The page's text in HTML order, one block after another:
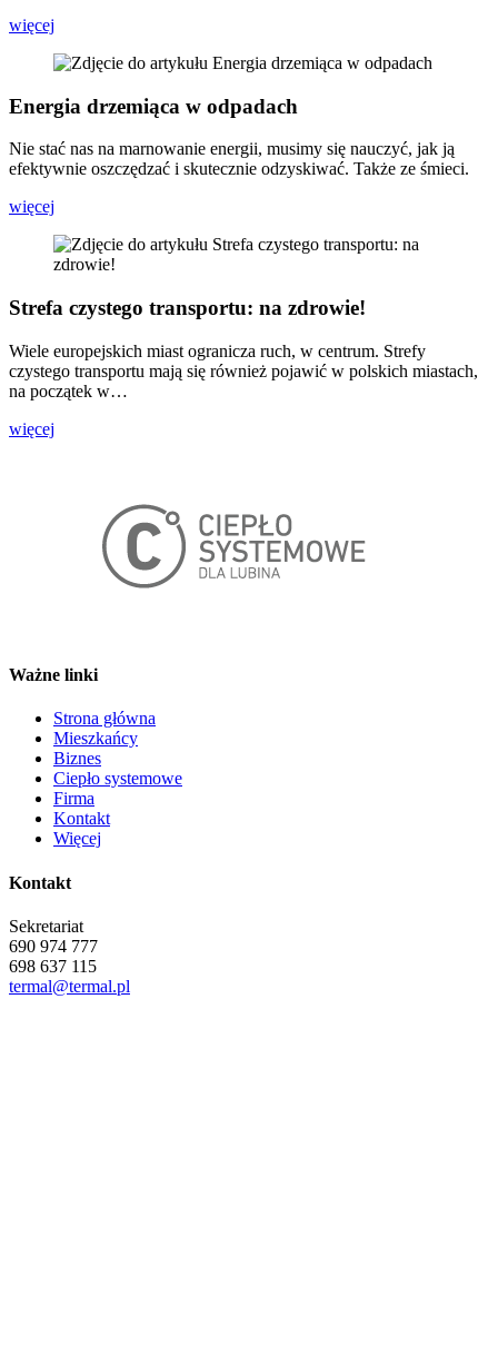
więcej
Energia drzemiąca w odpadach
Nie stać nas na marnowanie energii, musimy się nauczyć, jak ją
efektywnie oszczędzać i skutecznie odzyskiwać. Także ze śmieci.
więcej
Strefa czystego transportu: na zdrowie!
Wiele europejskich miast ogranicza ruch, w centrum. Strefy
czystego transportu mają się również pojawić w polskich miastach,
na początek w…
więcej
Ważne linki
Strona główna
Mieszkańcy
Biznes
Ciepło systemowe
Firma
Kontakt
Więcej
Kontakt
Sekretariat
690 974 777
698 637 115
termal@termal.pl